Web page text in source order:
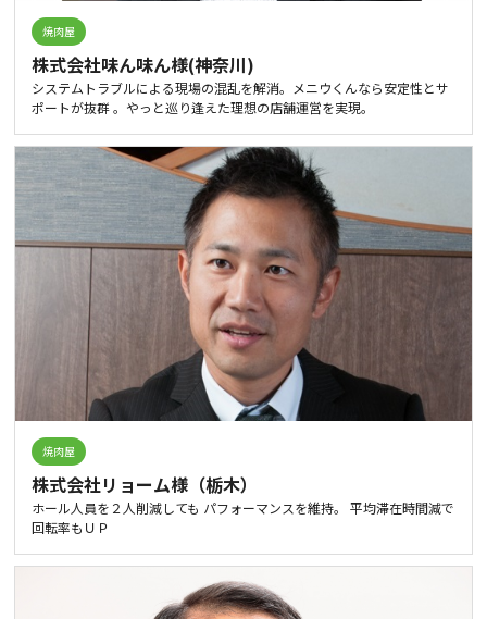
焼肉屋
株式会社味ん味ん様(神奈川)
システムトラブルによる現場の混乱を解消。メニウくんなら安定性とサ
ポートが抜群 。やっと巡り逢えた理想の店舗運営を実現。
焼肉屋
株式会社リョーム様（栃木）
ホール人員を２人削減しても パフォーマンスを維持。 平均滞在時間減で
回転率もＵＰ